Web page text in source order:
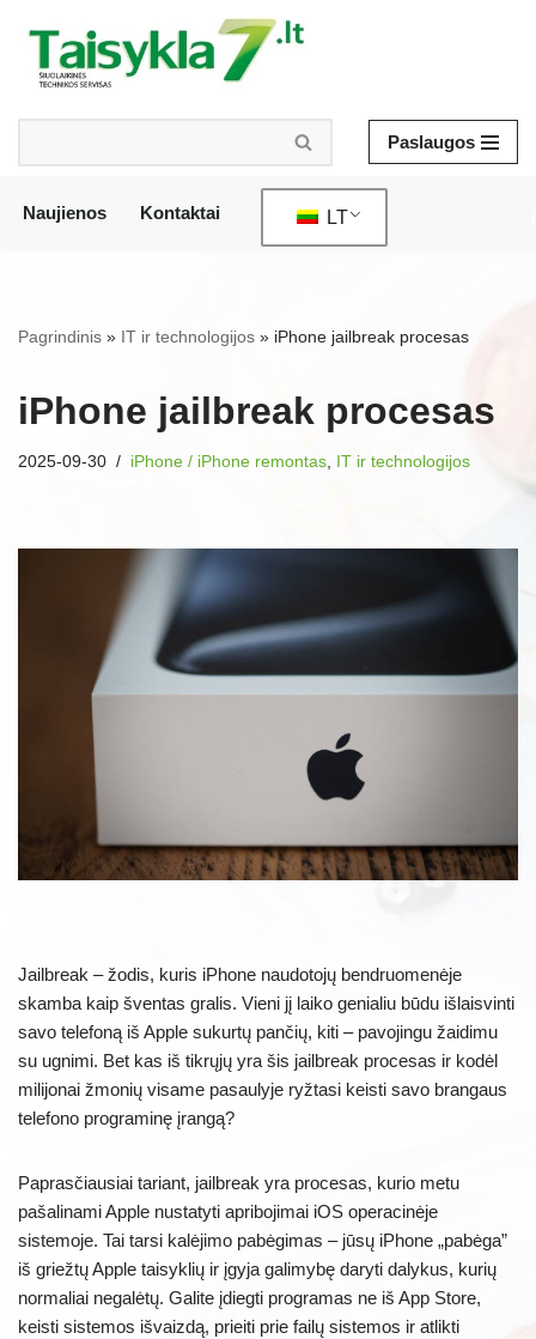
Pereiti
prie
turinio
Paslaugos
Naujienos Kontaktai LT
Pagrindinis » IT ir technologijos » iPhone jailbreak procesas
iPhone jailbreak procesas
2025-09-30 iPhone / iPhone remontas IT ir technologijos
Jailbreak – žodis, kuris iPhone naudotojų bendruomenėje
skamba kaip šventas gralis. Vieni jį laiko genialiu būdu išlaisvinti
savo telefoną iš Apple sukurtų pančių, kiti – pavojingu žaidimu
su ugnimi. Bet kas iš tikrųjų yra šis jailbreak procesas ir kodėl
milijonai žmonių visame pasaulyje ryžtasi keisti savo brangaus
telefono programinę įrangą?
Paprasčiausiai tariant, jailbreak yra procesas, kurio metu
pašalinami Apple nustatyti apribojimai iOS operacinėje
sistemoje. Tai tarsi kalėjimo pabėgimas – jūsų iPhone „pabėga”
iš griežtų Apple taisyklių ir įgyja galimybę daryti dalykus, kurių
normaliai negalėtų. Galite įdiegti programas ne iš App Store,
keisti sistemos išvaizdą, prieiti prie failų sistemos ir atlikti